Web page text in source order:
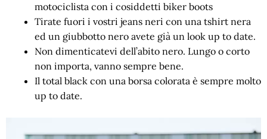
motociclista con i cosiddetti biker boots
Tirate fuori i vostri jeans neri con una tshirt nera
ed un giubbotto nero avete già un look up to date.
Non dimenticatevi dell’abito nero. Lungo o corto
non importa, vanno sempre bene.
Il total black con una borsa colorata è sempre molto
up to date.